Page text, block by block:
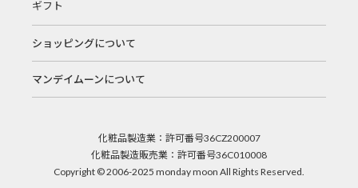
ギフト
ショッピングについて
マンデイムーンについて
化粧品製造業：許可番号36CZ200007
化粧品製造販売業：許可番号36C010008
Copyright © 2006-2025 monday moon All Rights Reserved.